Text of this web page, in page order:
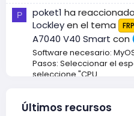
P poket1 ha
Lockleyen el tema FRP
A7040 V40 Smart con
Software necesario:
Pasos: Seleccionar el
seleccione "CPU...
Jake Lockleyha
Últimos recursos